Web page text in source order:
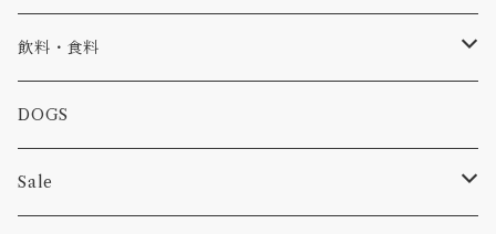
食品
バイク
カー
バッグ
小物
パンツ
ステッカー
ピン
飲料・食料
コーヒー
食べ物
DOGS
Sale